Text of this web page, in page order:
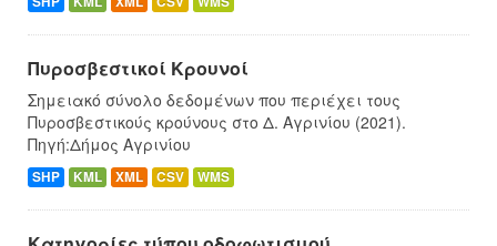
Πυροσβεστικοί Κρουνοί
Σημειακό σύνολο δεδομένων που περιέχει τους
Πυροσβεστικούς κρούνους στο Δ. Αγρινίου (2021).
Πηγή:Δήμος Αγρινίου
SHP KML XML CSV WMS